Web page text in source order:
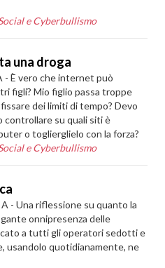
e Cyberbullismo
una droga
- È vero che internet può
figli? Mio figlio passa troppe
dei limiti di tempo? Devo
controllare su quali siti è
o toglierglielo con la forza?
e Cyberbullismo
- Una riflessione su quanto la
onnipresenza delle
a tutti gli operatori sedotti e
usandolo quotidianamente, ne